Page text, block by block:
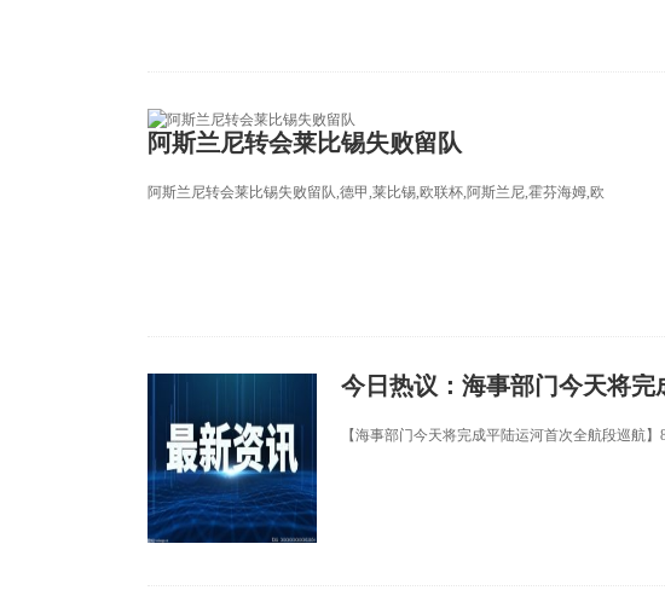
阿斯兰尼转会莱比锡失败留队
阿斯兰尼转会莱比锡失败留队,德甲,莱比锡,欧联杯,阿斯兰尼,霍芬海姆,欧
今日热议：海事部门今天将
【海事部门今天将完成平陆运河首次全航段巡航